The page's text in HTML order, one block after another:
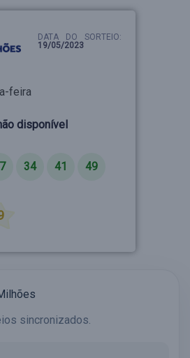
DATA DO SORTEIO:
19/05/2023
feira
disponível
34 41 49
sincronizados.